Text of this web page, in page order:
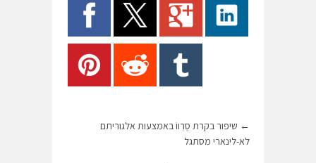
← שיפור בקרת סֶרְווֹ באמצעות אלגוריתם
לא-לינארי מסתגל